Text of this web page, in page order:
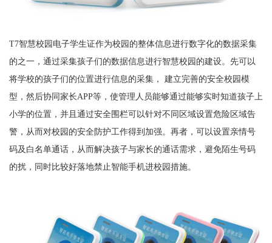
T7智慧校园电子学生证作为校园的整体信息进行数字化的数据采集
的之一，通过采集孩子们的数据信息进行智慧校园的建设。先可以
将学校的孩子们的位置进行信息的采集， 建立完善的安全校园模
型，然后协同家长APP等，使管理人员能够通过能够实时知道孩子上
小学的位置，并且通过安全围栏可以针对不同区域设置危险区域告
警，从而对校园的安全防护工作得到加强。再者，可以设置亲情号
码及白名单通话，从而解决孩子与家长的通话需求，避免陌生号码
的扰，同时比较好落地禁止智能手机进校园措施。